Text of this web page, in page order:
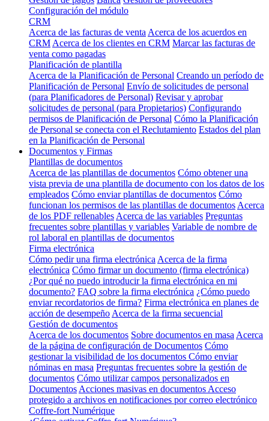
Configuración del módulo
CRM
Acerca de las facturas de venta Acerca de los acuerdos en
CRM Acerca de los clientes en CRM Marcar las facturas de
venta como pagadas
Planificación de plantilla
Acerca de la Planificación de Personal Creando un período de
Planificación de Personal Envío de solicitudes de personal
(para Planificadores de Personal) Revisar y aprobar
solicitudes de personal (para Propietarios) Configurando
permisos de Planificación de Personal Cómo la Planificación
de Personal se conecta con el Reclutamiento Estados del plan
en la Planificación de Personal
Documentos y Firmas
Plantillas de documentos
Acerca de las plantillas de documentos Cómo obtener una
vista previa de una plantilla de documento con los datos de los
empleados Cómo enviar plantillas de documentos Cómo
funcionan los permisos de las plantillas de documentos Acerca
de los PDF rellenables Acerca de las variables Preguntas
frecuentes sobre plantillas y variables Variable de nombre de
rol laboral en plantillas de documentos
Firma electrónica
Cómo pedir una firma electrónica Acerca de la firma
electrónica Cómo firmar un documento (firma electrónica)
¿Por qué no puedo introducir la firma electrónica en mi
documento? FAQ sobre la firma electrónica ¿Cómo puedo
enviar recordatorios de firma? Firma electrónica en planes de
acción de desempeño Acerca de la firma secuencial
Gestión de documentos
Acerca de los documentos Sobre documentos en masa Acerca
de la página de configuración de Documentos Cómo
gestionar la visibilidad de los documentos Cómo enviar
nóminas en masa Preguntas frecuentes sobre la gestión de
documentos Cómo utilizar campos personalizados en
Documentos Acciones masivas en documentos Acceso
protegido a archivos en notificaciones por correo electrónico
Coffre-fort Numérique